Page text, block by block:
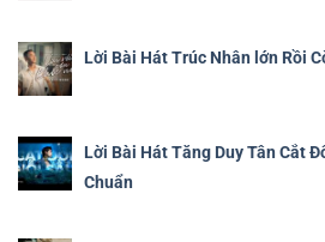
Lời Bài Hát Trúc Nhân lớn Rồi
Lời Bài Hát Tăng Duy Tân Cắt
Chuẩn